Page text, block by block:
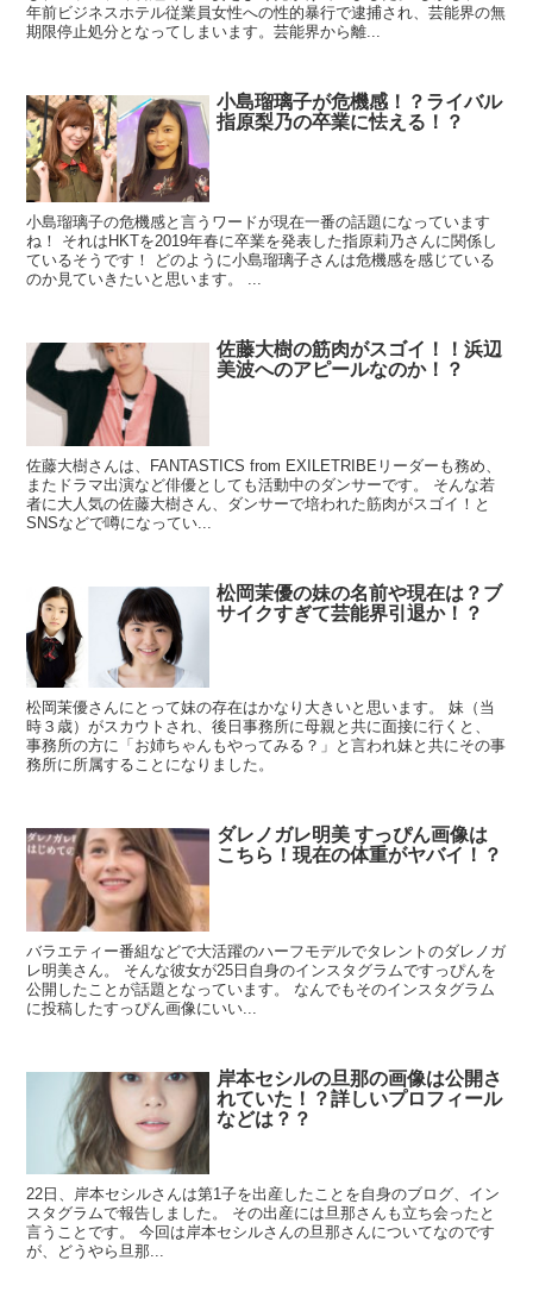
年前ビジネスホテル従業員女性への性的暴行で逮捕され、芸能界の無
期限停止処分となってしまいます。芸能界から離...
小島瑠璃子が危機感！？ライバル
指原梨乃の卒業に怯える！？
小島瑠璃子の危機感と言うワードが現在一番の話題になっています
ね！ それはHKTを2019年春に卒業を発表した指原莉乃さんに関係し
ているそうです！ どのように小島瑠璃子さんは危機感を感じている
のか見ていきたいと思います。 ...
佐藤大樹の筋肉がスゴイ！！浜辺
美波へのアピールなのか！？
佐藤大樹さんは、FANTASTICS from EXILETRIBEリーダーも務め、
またドラマ出演など俳優としても活動中のダンサーです。 そんな若
者に大人気の佐藤大樹さん、ダンサーで培われた筋肉がスゴイ！と
SNSなどで噂になってい...
松岡茉優の妹の名前や現在は？ブ
サイクすぎて芸能界引退か！？
松岡茉優さんにとって妹の存在はかなり大きいと思います。 妹（当
時３歳）がスカウトされ、後日事務所に母親と共に面接に行くと、
事務所の方に「お姉ちゃんもやってみる？」と言われ妹と共にその事
務所に所属することになりました。
ダレノガレ明美 すっぴん画像は
こちら！現在の体重がヤバイ！？
バラエティー番組などで大活躍のハーフモデルでタレントのダレノガ
レ明美さん。 そんな彼女が25日自身のインスタグラムですっぴんを
公開したことが話題となっています。 なんでもそのインスタグラム
に投稿したすっぴん画像にいい...
岸本セシルの旦那の画像は公開さ
れていた！？詳しいプロフィール
などは？？
22日、岸本セシルさんは第1子を出産したことを自身のブログ、イン
スタグラムで報告しました。 その出産には旦那さんも立ち会ったと
言うことです。 今回は岸本セシルさんの旦那さんについてなのです
が、どうやら旦那...